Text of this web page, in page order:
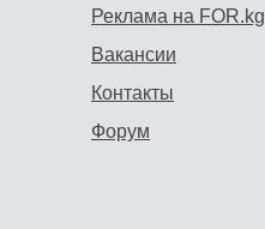
Реклама на FOR.kg
Вакансии
Контакты
Форум